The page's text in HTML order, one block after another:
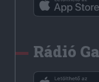
Rádió